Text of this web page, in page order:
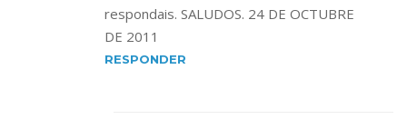
respondais. SALUDOS. 24 DE OCTUBRE
DE 2011
RESPONDER